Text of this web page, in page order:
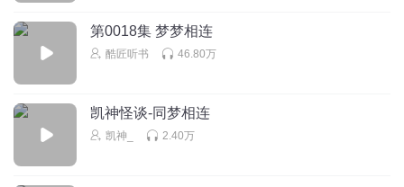
第0018集 梦梦相连
酷匠听书 46.80万
凯神怪谈-同梦相连
凯神_ 2.40万